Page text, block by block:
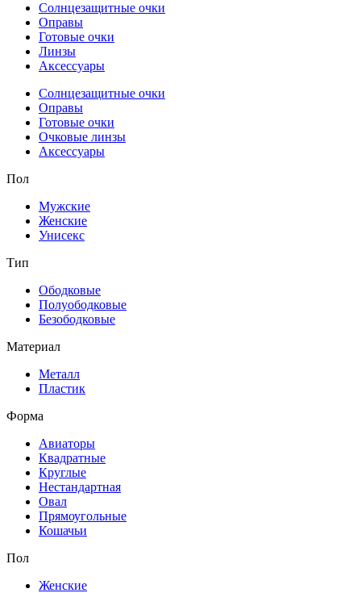
Солнцезащитные очки
Оправы
Готовые очки
Линзы
Аксессуары
Солнцезащитные очки
Оправы
Готовые очки
Очковые линзы
Аксессуары
Пол
Мужские
Женские
Унисекс
Тип
Ободковые
Полуободковые
Безободковые
Материал
Металл
Пластик
Форма
Авиаторы
Квадратные
Круглые
Нестандартная
Овал
Прямоугольные
Кошачьи
Пол
Женские